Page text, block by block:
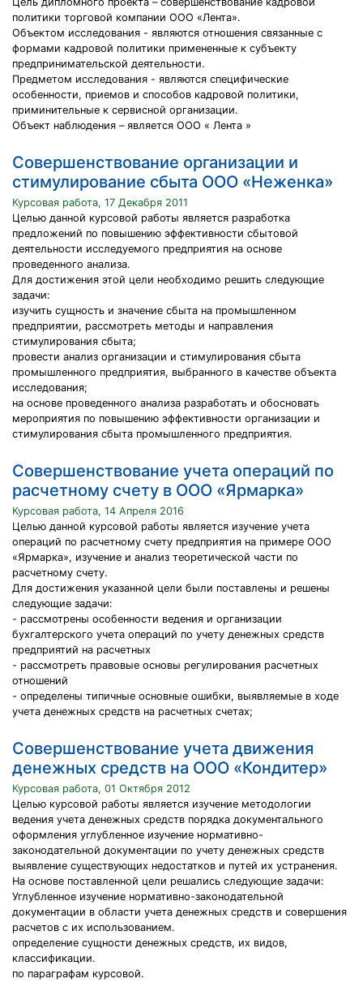
политики торговой компании ООО «Лента».
Объектом исследования - являются отношения связанные с
формами кадровой политики примененные к субъекту
предпринимательской деятельности.
Предметом исследования - являются специфические
особенности, приемов и способов кадровой политики,
приминительные к сервисной организации.
Объект наблюдения – является ООО « Лента »
Совершенствование организации и
стимулирование сбыта ООО «Неженка»
Курсовая работа, 17 Декабря 2011
Целью данной курсовой работы является разработка
предложений по повышению эффективности сбытовой
деятельности исследуемого предприятия на основе
проведенного анализа.
Для достижения этой цели необходимо решить следующие
задачи:
изучить сущность и значение сбыта на промышленном
предприятии, рассмотреть методы и направления
стимулирования сбыта;
провести анализ организации и стимулирования сбыта
промышленного предприятия, выбранного в качестве объекта
исследования;
на основе проведенного анализа разработать и обосновать
мероприятия по повышению эффективности организации и
стимулирования сбыта промышленного предприятия.
Совершенствование учета операций по
расчетному счету в ООО «Ярмарка»
Курсовая работа, 14 Апреля 2016
Целью данной курсовой работы является изучение учета
операций по расчетному счету предприятия на примере ООО
«Ярмарка», изучение и анализ теоретической части по
расчетному счету.
Для достижения указанной цели были поставлены и решены
следующие задачи:
- рассмотрены особенности ведения и организации
бухгалтерского учета операций по учету денежных средств
предприятий на расчетных
- рассмотреть правовые основы регулирования расчетных
отношений
- определены типичные основные ошибки, выявляемые в ходе
учета денежных средств на расчетных счетах;
Совершенствование учета движения
денежных средств на ООО «Кондитер»
Курсовая работа, 01 Октября 2012
Целью курсовой работы является изучение методологии
ведения учета денежных средств порядка документального
оформления углубленное изучение нормативно-
законодательной документации по учету денежных средств
выявление существующих недостатков и путей их устранения.
На основе поставленной цели решались следующие задачи:
Углубленное изучение нормативно-законодательной
документации в области учета денежных средств и совершения
расчетов с их использованием.
определение сущности денежных средств, их видов,
классификации.
по параграфам курсовой.